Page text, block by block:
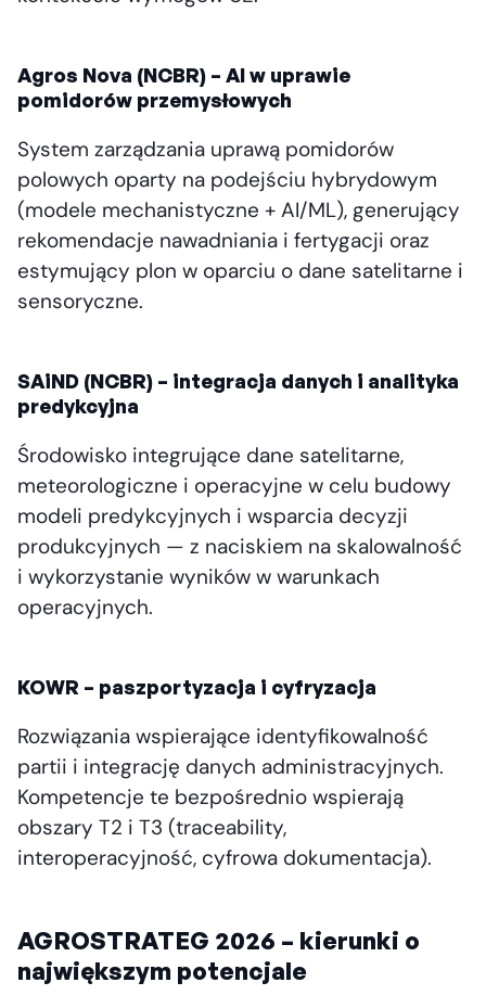
Agros Nova (NCBR) – AI w uprawie
pomidorów przemysłowych
System zarządzania uprawą pomidorów
polowych oparty na podejściu hybrydowym
(modele mechanistyczne + AI/ML), generujący
rekomendacje nawadniania i fertygacji oraz
estymujący plon w oparciu o dane satelitarne i
sensoryczne.
SAiND (NCBR) – integracja danych i analityka
predykcyjna
Środowisko integrujące dane satelitarne,
meteorologiczne i operacyjne w celu budowy
modeli predykcyjnych i wsparcia decyzji
produkcyjnych — z naciskiem na skalowalność
i wykorzystanie wyników w warunkach
operacyjnych.
KOWR – paszportyzacja i cyfryzacja
Rozwiązania wspierające identyfikowalność
partii i integrację danych administracyjnych.
Kompetencje te bezpośrednio wspierają
obszary T2 i T3 (traceability,
interoperacyjność, cyfrowa dokumentacja).
AGROSTRATEG 2026 – kierunki o
największym potencjale